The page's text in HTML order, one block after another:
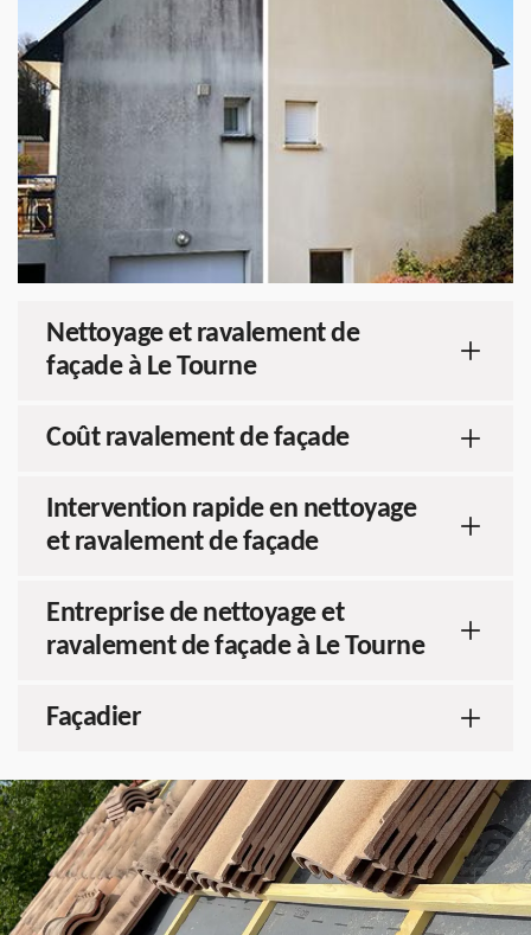
Nettoyage et ravalement de
façade à Le Tourne
Coût ravalement de façade
Intervention rapide en nettoyage
et ravalement de façade
Entreprise de nettoyage et
ravalement de façade à Le Tourne
Façadier